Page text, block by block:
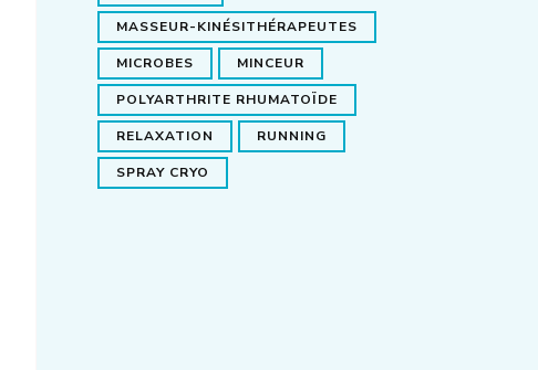
MASSEUR-KINÉSITHÉRAPEUTES
MICROBES MINCEUR
POLYARTHRITE RHUMATOÏDE
RELAXATION RUNNING
SPRAY CRYO